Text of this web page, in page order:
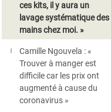
ces kits, il y aura un
lavage systématique des
mains chez moi. »
Camille Ngouvela : «
Trouver à manger est
difficile car les prix ont
augmenté à cause du
coronavirus »